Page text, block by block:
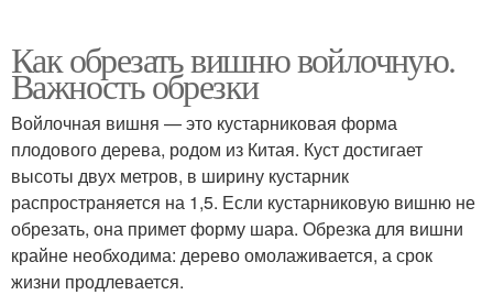
Как обрезать вишню войлочную.
Важность обрезки
Войлочная вишня — это кустарниковая форма
плодового дерева, родом из Китая. Куст достигает
высоты двух метров, в ширину кустарник
распространяется на 1,5. Если кустарниковую вишню не
обрезать, она примет форму шара. Обрезка для вишни
крайне необходима: дерево омолаживается, а срок
жизни продлевается.